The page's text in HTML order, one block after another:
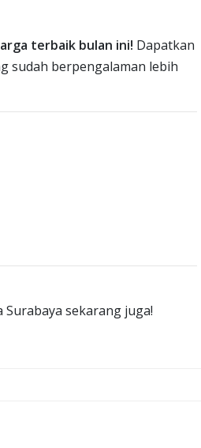
terbaik bulan ini! Dapatkan
sudah berpengalaman lebih
sekarang juga!